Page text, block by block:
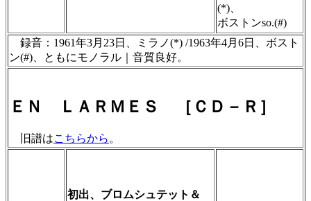
(*)、
ボストンso.(#)
録音：1961年3月23日、ミラノ(*) /1963年4月6日、ボスト
ン(#)、ともにモノラル｜音質良好。
ＥＮ ＬＡＲＭＥＳ ［ＣＤ－Ｒ］
旧譜はこちらから 。
初出、ブロムシュテット＆